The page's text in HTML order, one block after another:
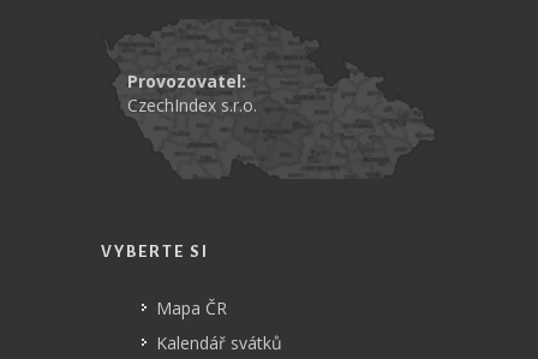
Provozovatel:
CzechIndex s.r.o.
VYBERTE SI
Mapa ČR
Kalendář svátků